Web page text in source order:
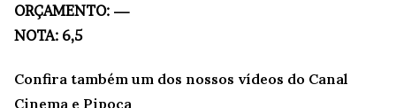
ORÇAMENTO: —
NOTA: 6,5
Confira também um dos nossos vídeos do Canal
Cinema e Pipoca